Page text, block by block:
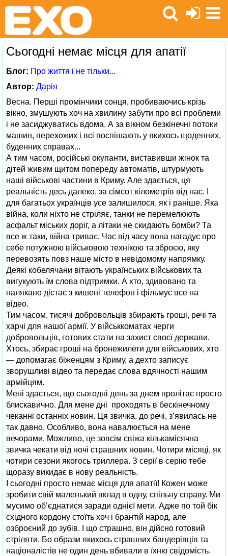
Сьогодні немає місця для апатії
Блог: Про життя і не тільки...
Автор: Дарія
Весна. Перші промінчики сонця, пробиваючись крізь
вікно, змушують хоч на хвилину забути про всі проблеми
і не засиджуватись вдома. А за вікном безкінечні потоки
машин, перехожих і всі поспішають у якихось щоденних,
буденних справах...
А тим часом, російські окупанти, виставивши жінок та
дітей живим щитом попереду автоматів, штурмують
наші військові частини в Криму. Але здається, ця
реальність десь далеко, за сімсот кілометрів від нас. І
для багатьох українців усе залишилося, як і раніше. Яка
війна, коли ніхто не стріляє, танки не перемелюють
асфальт міських доріг, а літаки не скидають бомби? Та
все ж таки, війна триває. Час від часу вона нагадує про
себе потужною військовою технікою та зброєю, яку
перевозять повз наше місто в невідомому напрямку.
Деякі кобелячани вітають українських військових та
вигукують їм слова підтримки. А хто, здивовано та
налякано дістає з кишені телефон і фільмує все на
відео.
Тим часом, тисячі добровольців збирають гроші, речі та
харчі для нашої армії. У військкоматах черги
добровольців, готових стати на захист своєї держави.
Хтось, збирає гроші на бронежилети для військових, хто
— допомагає біженцям з Криму, а дехто записує
зворушливі відео та передає слова вдячності нашим
армійцям.
Мені здається, що сьогодні день за днем пролітає просто
блискавично. Для мене дні проходять в бескінечному
чеканні останніх новин. Ця звичка, до речі, з’явилась не
так давно. Особливо, вона навалюється на мене
вечорами. Можливо, це зовсім свіжа кількамісячна
звичка чекати від ночі страшних новин. Чотири місяці, як
чотири сезони якогось триллера. З серії в серію тебе
щоразу викидає в нову реальність.
І сьогодні просто немає місця для апатії! Кожен може
зробити свій маленький вклад в одну, спільну справу. Ми
мусимо об’єднатися заради однієї мети. Адже по той бік
східного кордону стоїть хоч і брантій народ, але
озброєний до зубів. І що страшно, він дійсно готовий
стріляти. Бо образи якихось страшних бандерівців та
націоналістів не один день вбивали в їхню свідомість.